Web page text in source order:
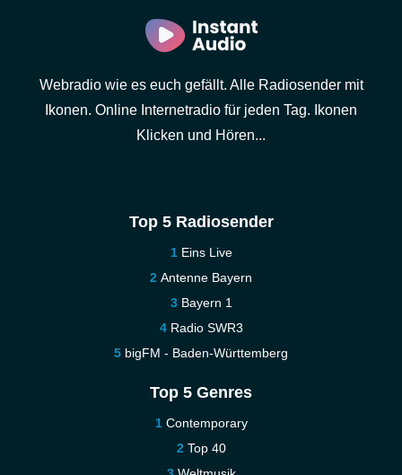
Webradio wie es euch gefällt. Alle Radiosender mit
Ikonen. Online Internetradio für jeden Tag. Ikonen
Klicken und Hören...
Top 5 Radiosender
Eins Live
Antenne Bayern
Bayern 1
Radio SWR3
bigFM - Baden-Württemberg
Top 5 Genres
Contemporary
Top 40